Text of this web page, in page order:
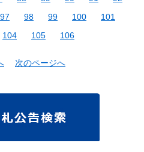
97 98 99 100
101
104 105 106
次のページへ